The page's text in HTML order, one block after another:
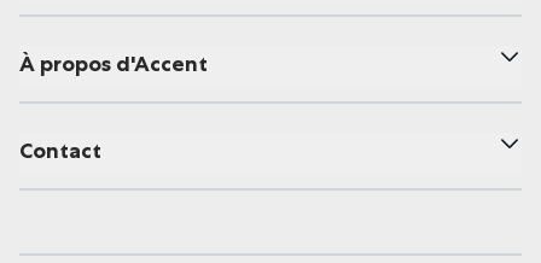
À propos d'Accent
Contact